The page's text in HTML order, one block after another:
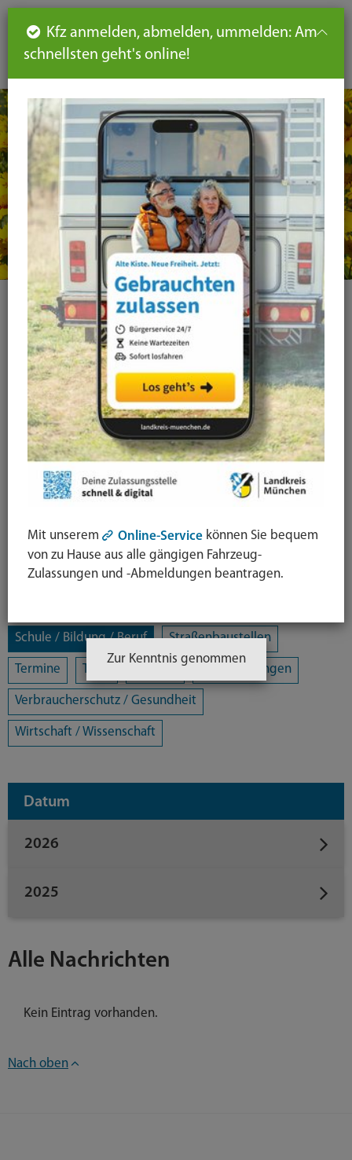
DE
Alle Nachrichten
Kein Eintrag vorhanden.
Kategorie
Alle Kategorien Amtsblatt
Arbeit / Gewerbe / Jobcenter
Ausländerrecht & Integration Bauen und Wohnen
Bürgerschaftliches Engagement Chancengleichheit
Eltern- und Jugendberatungsstelle
Freizeit / Kultur / Sport Jugendhilfeplanung
Landratsamt Mobilität
Schule / Bildung / Beruf Straßenbaustellen
Termine Tiere Veranstaltungen
Verbraucherschutz / Gesundheit
Wirtschaft / Wissenschaft
Datum
2026
2025
Nach oben
Seiteninhalt
Hauptnavigation
Seitennavigation
leichte
Sprache
Kfz anmelden, abmelden, ummelden: Am
schnellsten geht's online!
Mit unserem Online-Service können Sie bequem
von zu Hause aus alle gängigen Fahrzeug-
Zulassungen und -Abmeldungen beantragen.
Zur Kenntnis genommen